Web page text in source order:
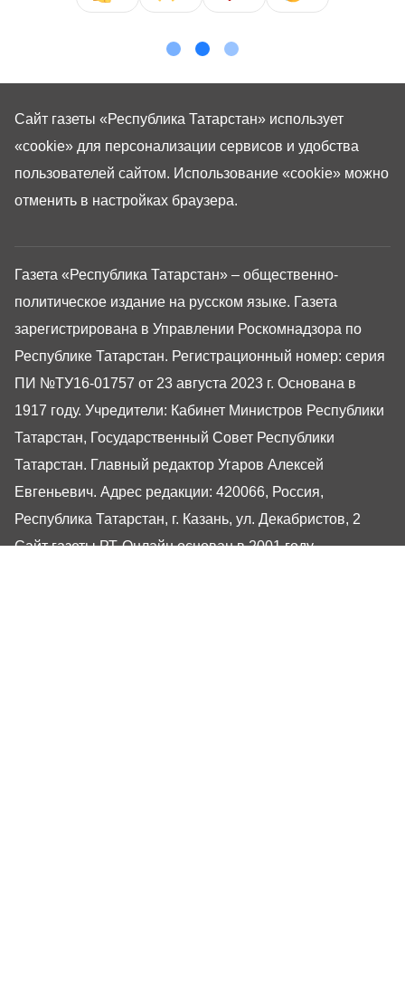
Газета «Республика Татарстан» – общественно-
политическое издание на русском языке. Газета
зарегистрирована в Управлении Роскомнадзора по
Республике Татарстан. Регистрационный номер: серия
ПИ №ТУ16-01757 от 23 августа 2023 г. Основана в
1917 году. Учредители: Кабинет Министров Республики
Татарстан, Государственный Совет Республики
Татарстан. Главный редактор Угаров Алексей
Евгеньевич. Адрес редакции: 420066, Россия,
Республика Татарстан, г. Казань, ул. Декабристов, 2
Сайт газеты РТ-Онлайн основан в 2001 году,
Сайт газеты «Республика Татарстан» использует
«cookie» для персонализации сервисов и удобства
пользователей сайтом. Использование «cookie» можно
отменить в настройках браузера.